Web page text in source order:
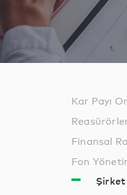
Kar Payı
Finansal
Fon
Şirket